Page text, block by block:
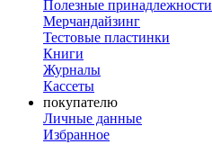
Полезные принадлежности
Мерчандайзинг
Тестовые пластинки
Книги
Журналы
Кассеты
покупателю
Личные данные
Избранное